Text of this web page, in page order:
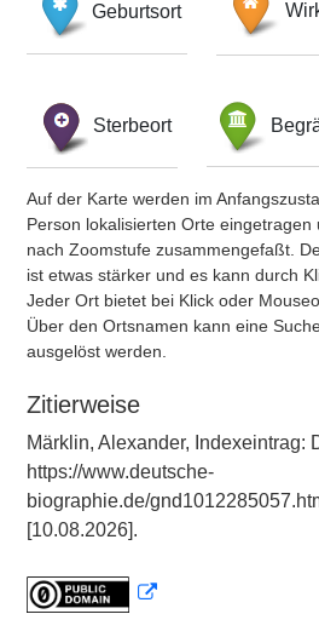
Geburtsort
Sterbeort
Auf der Karte werden im
Person lokalisierten Orte
nach Zoomstufe zusammengefaßt.
ist etwas stärker und es kann durch
Jeder Ort bietet bei Klick oder
Über den Ortsnamen kann eine
ausgelöst werden.
Zitierweise
Märklin, Alexander, Indexeintrag:
https://www.deutsche-
biographie.de/
[10.08.2026].